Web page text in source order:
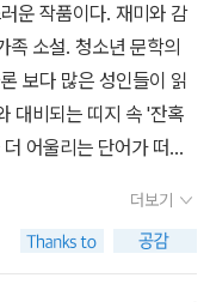
운 작품이다. 재미와 감
족 소설. 청소년 문학의
보다 많은 성인들이 읽
대비되는 띠지 속 '잔혹
어울리는 단어가 떠오
한국인은 모든 일에 정답
정답이 있다. 이것은 이
문제가 있는거고 정상이
더보기